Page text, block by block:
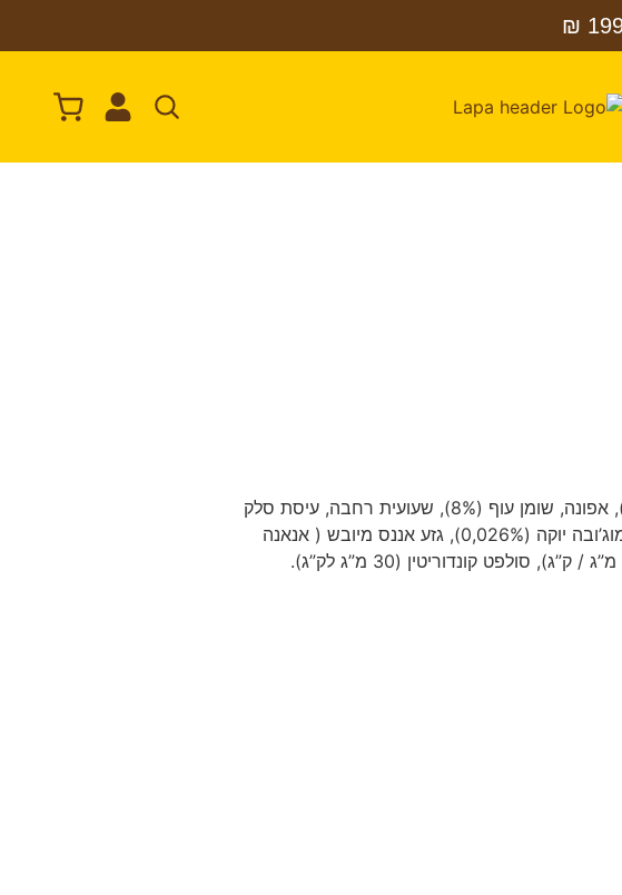
מרכיבים: בשר עוף (33% מתייבשים בשר 18% ובשר טרי 15%), אורז חום (22%), עמילן אפונה, בשר בקר מיובש (8%), אפונה, שומן עוף (8%), שעועית רחבה, עיסת סלק
מיובשת, זרעי פשתן (2%), כבד הידרולי (2%), שמרים, ארוחות אצות מיובשות (0,24%), מוצר שמרים (MOS 0,16%), מוג’ובה יוקה (0,026%), גזע אננס מיובש ( אנאנה